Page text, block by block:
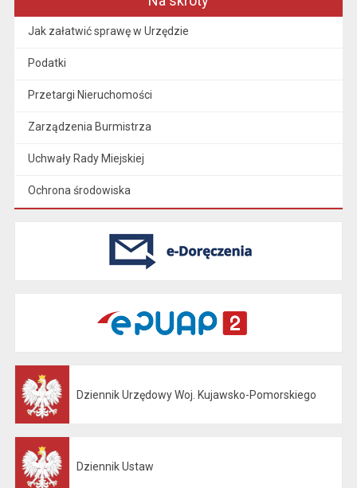
Jak załatwić sprawę w Urzędzie
Podatki
Przetargi Nieruchomości
Zarządzenia Burmistrza
Uchwały Rady Miejskiej
Ochrona środowiska
Dziennik Urzędowy Woj. Kujawsko-Pomorskiego
Dziennik Ustaw